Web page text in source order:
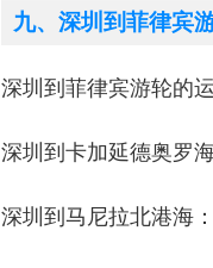
九、深圳到菲律宾
深圳到菲律宾游轮的
深圳到卡加延德奥罗
深圳到马尼拉北港海